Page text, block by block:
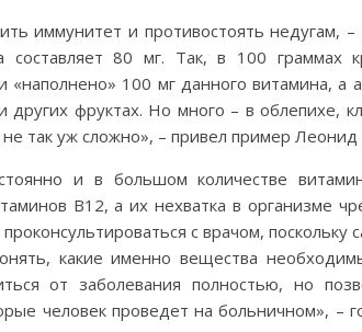
иммунитет и противостоять недугам,
составляет 80 мг. Так, в 100 граммах
100 мг данного витамина, а
фруктах. Но много – в облепихе,
так уж сложно», – привел пример Леонид
и в большом количестве
В12, а их нехватка в организме
с врачом, поскольку
какие именно вещества
от заболевания полностью, но
человек проведет на больничном», –